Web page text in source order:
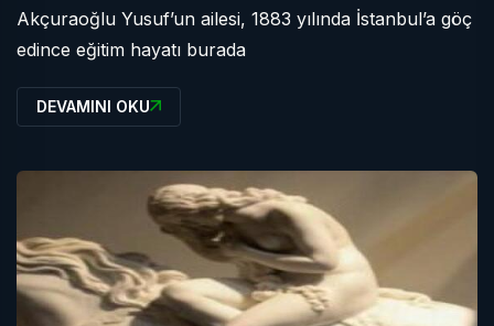
Akçuraoğlu Yusuf’un ailesi, 1883 yılında İstanbul’a göç
edince eğitim hayatı burada
DEVAMINI OKU